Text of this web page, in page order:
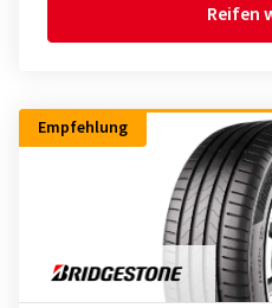
Reifen
Empfehlung